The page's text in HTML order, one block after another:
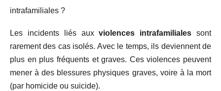
intrafamiliales ?
Les incidents liés aux violences intrafamiliales sont
rarement des cas isolés. Avec le temps, ils deviennent de
plus en plus fréquents et graves. Ces violences peuvent
mener à des blessures physiques graves, voire à la mort
(par homicide ou suicide).